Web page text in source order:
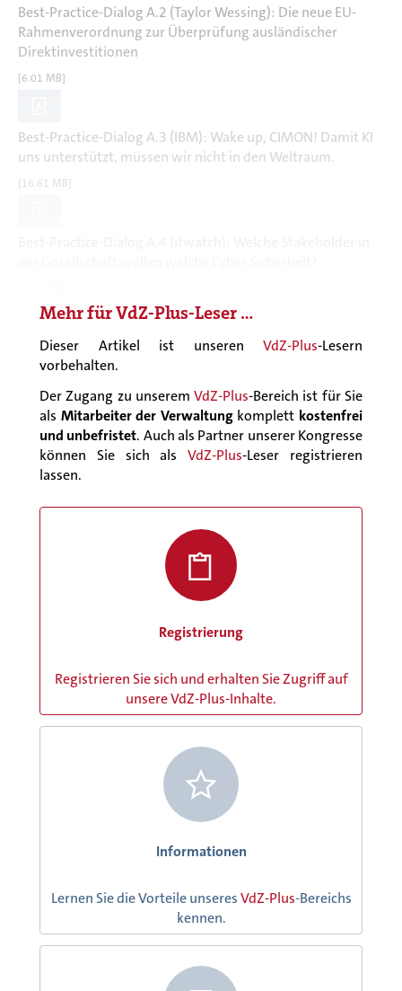
Best-Practice-Dialog A.2 (Taylor Wessing): Die neue EU-
Rahmenverordnung zur Überprüfung ausländischer
Direktinvestitionen
[6.01 MB]
Best-Practice-Dialog A.3 (IBM): Wake up, CIMON! Damit KI
uns unterstützt, müssen wir nicht in den Weltraum.
[16.61 MB]
Mehr fürVdZ-Plus-Leser …
Dieser Artikel ist unseren VdZ-Plus-Lesern
vorbehalten.
Der Zugang zu unseremVdZ-Plus-Bereich ist für Sie
als Mitarbeiter der Verwaltungkomplett kostenfrei
und unbefristet. Auch als Partner unserer Kongresse
können Sie sich alsVdZ-Plus-Leser registrieren
lassen.
Registrierung
Registrieren Sie sich und erhalten Sie Zugriff auf
unsere VdZ-Plus-Inhalte.
Informationen
Lernen Sie die Vorteile unseresVdZ-Plus-Bereichs
kennen.